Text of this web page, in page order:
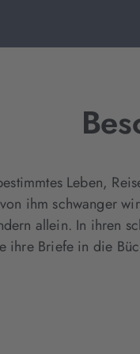
Leben,
ihm schwanger
allein. In ihren
ihre Briefe in die